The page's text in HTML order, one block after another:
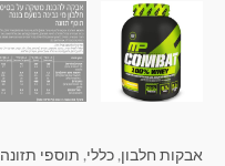
אבקות חלבון, כללי, תוספי תזונה